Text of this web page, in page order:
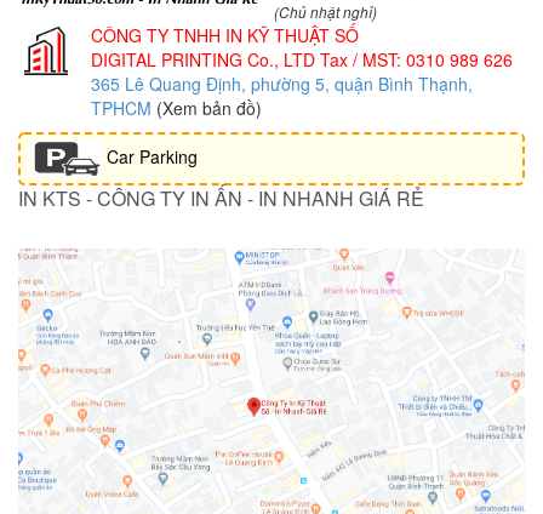
(Chủ nhật nghỉ)
CÔNG TY TNHH IN KỸ THUẬT SỐ
DIGITAL PRINTING Co., LTD Tax / MST: 0310 989 626
365 Lê Quang Định, phường 5, quận Bình Thạnh,
TPHCM (Xem bản đồ)
Car Parking
IN KTS - CÔNG TY IN ẤN - IN NHANH GIÁ RẺ